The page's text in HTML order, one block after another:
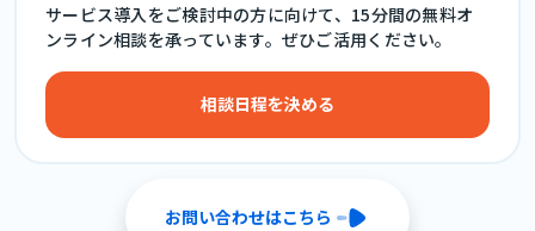
サービス導入をご検討中の方に向けて、15分間の無料オ
ンライン相談を承っています。ぜひご活用ください。
相談日程を決める
お問い合わせはこちら